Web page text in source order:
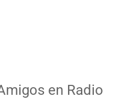
en Radio